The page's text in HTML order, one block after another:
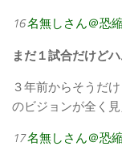
16名無しさん＠恐
まだ１試合だけど
３年前からそうだ
のビジョンが全く
17名無しさん＠恐